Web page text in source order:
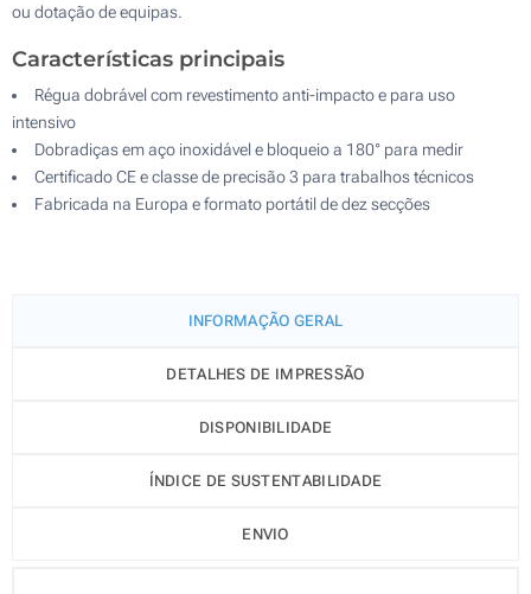
ou dotação de equipas.
Características principais
Régua dobrável com revestimento anti-impacto e para uso
intensivo
Dobradiças em aço inoxidável e bloqueio a 180° para medir
Certificado CE e classe de precisão 3 para trabalhos técnicos
Fabricada na Europa e formato portátil de dez secções
INFORMAÇÃO GERAL
DETALHES DE IMPRESSÃO
DISPONIBILIDADE
ÍNDICE DE SUSTENTABILIDADE
ENVIO